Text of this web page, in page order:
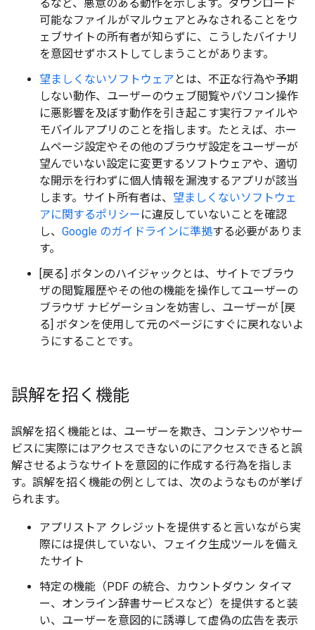
るなど、悪意のある動作を示します。ダウンロード
可能なファイルがマルウェアとみなされることをウ
ェブサイトの所有者が知らずに、こうしたバイナリ
を意図せずホストしてしまうことがあります。
望ましくないソフトウェア とは、不正な行為や予期
しない動作、ユーザーのウェブ閲覧やパソコン操作
に悪影響を及ぼす動作を引き起こす実行ファイルや
モバイルアプリのことを指します。たとえば、ホー
ムページ設定やその他のブラウザ設定をユーザーが
望んでいない設定に変更するソフトウェアや、適切
な開示を行わずに個人情報を漏洩するアプリが該当
します。サイト所有者は、 望ましくないソフトウェ
アに関するポリシー に違反していないことを確認
し、 Google のガイドラインに準拠する必要がありま
す。
[戻る] ボタンのハイジャックとは、サイトでブラウ
ザの閲覧履歴やその他の機能を操作してユーザーの
ブラウザ ナビゲーションを妨害し、ユーザーが [戻
る] ボタンを使用して元のページにすぐに戻れないよ
うにすることです。
誤解を招く機能
誤解を招く機能とは、ユーザーを欺き、コンテンツやサー
ビスに実際にはアクセスできないのにアクセスできると誤
解させるようなサイトを意図的に作成する行為を指しま
す。誤解を招く機能の例としては、次のようなものが挙げ
られます。
アプリストア クレジットを提供すると言いながら実
際には提供していない、フェイク生成ツールを備え
たサイト
特定の機能（PDF の統合、カウントダウン タイマ
ー、オンライン辞書サービスなど）を提供すると装
い、ユーザーを意図的に誘導して虚偽の広告を表示